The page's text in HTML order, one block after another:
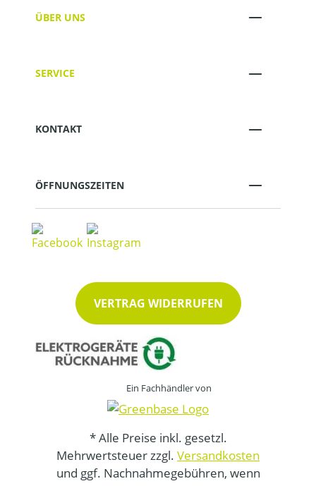
ÜBER UNS
SERVICE
KONTAKT
ÖFFNUNGSZEITEN
VERTRAG WIDERRUFEN
Ein Fachhändler von
* Alle Preise inkl. gesetzl.
Mehrwertsteuer zzgl. Versandkosten
und ggf. Nachnahmegebühren, wenn